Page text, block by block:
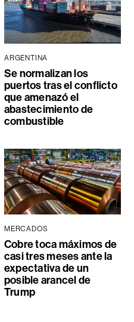
ARGENTINA
Se normalizan los
puertos tras el conflicto
que amenazó el
abastecimiento de
combustible
MERCADOS
Cobre toca máximos de
casi tres meses ante la
expectativa de un
posible arancel de
Trump